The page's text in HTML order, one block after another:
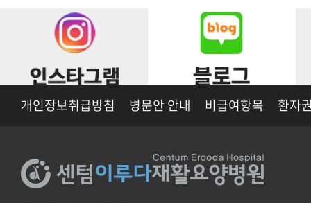
개인정보취급방침 병문안 안내 비급여항목 환자